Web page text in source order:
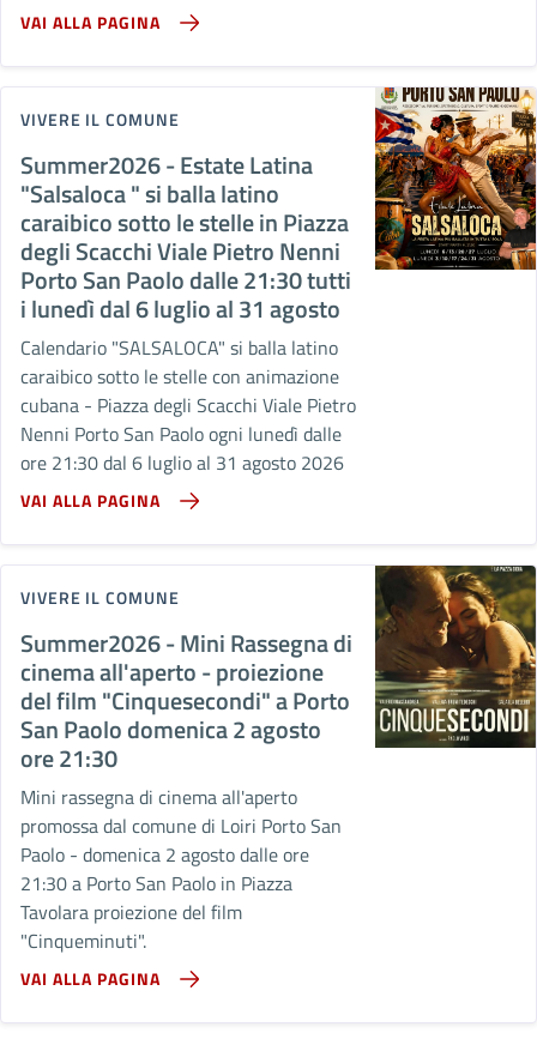
VAI ALLA PAGINA
VIVERE IL COMUNE
Summer2026 - Estate Latina
"Salsaloca " si balla latino
caraibico sotto le stelle in Piazza
degli Scacchi Viale Pietro Nenni
Porto San Paolo dalle 21:30 tutti
i lunedì dal 6 luglio al 31 agosto
Calendario "SALSALOCA" si balla latino
caraibico sotto le stelle con animazione
cubana - Piazza degli Scacchi Viale Pietro
Nenni Porto San Paolo ogni lunedì dalle
ore 21:30 dal 6 luglio al 31 agosto 2026
VAI ALLA PAGINA
VIVERE IL COMUNE
Summer2026 - Mini Rassegna di
cinema all'aperto - proiezione
del film "Cinquesecondi" a Porto
San Paolo domenica 2 agosto
ore 21:30
Mini rassegna di cinema all'aperto
promossa dal comune di Loiri Porto San
Paolo - domenica 2 agosto dalle ore
21:30 a Porto San Paolo in Piazza
Tavolara proiezione del film
"Cinqueminuti".
VAI ALLA PAGINA